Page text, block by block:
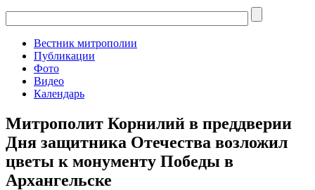
Вестник митрополии
Публикации
Фото
Видео
Календарь
Митрополит Корнилий в преддверии
Дня защитника Отечества возложил
цветы к монументу Победы в
Архангельске